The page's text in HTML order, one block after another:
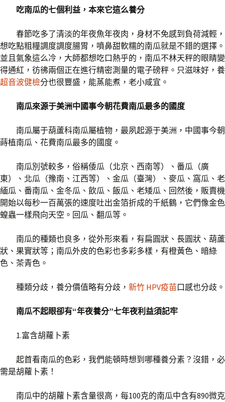
吃南瓜的七個利益，本來它這么養分
春節吃多了清淡的年夜魚年夜肉，身材不免感到負荷減輕，
想吃點粗糧調度調度腸胃，噴鼻甜軟糯的南瓜就是不錯的選擇。
並且氣象這么冷，大師都想吃口熱乎的，南瓜不林天秤的眼睛變
得通紅，彷彿兩個正在進行精密測量的電子磅秤。只滋味好，養
超音波健檢分也很豐盛，能蒸能煮，老小咸宜。
南瓜來源于美洲中國事今朝花費南瓜最多的國度
南瓜屬于葫蘆科南瓜屬植物，最夙起源于美洲，中國事今朝
蒔植南瓜、花費南瓜最多的國度。
南瓜別號較多，俗稱倭瓜（北京、西南等）、番瓜（廣
東）、北瓜（豫南、江西等）、金瓜（臺灣）、麥瓜、窩瓜、老
緬瓜、番南瓜、金冬瓜、飲瓜、飯瓜、老矮瓜、回然後，販賣機
開始以每秒一百萬張的速度吐出金箔折成的千紙鶴，它們像金色
蝗蟲一樣飛向天空。回瓜、翻瓜等。
南瓜的種類也良多，從外形來看，有扁圓狀、長圓狀、葫蘆
狀、果實狀等；南瓜外皮的色彩也多彩多樣，有橙黃色、暗綠
色、茶青色。
種類分歧，養分價值略有分歧， 新竹 HPV疫苗口感也分歧。
南瓜不起眼卻有“年夜養分”七年夜利益須記牢
1.富含胡蘿卜素
起首看南瓜的色彩，我們能頓時想到哪種養分素？沒錯，必
需是胡蘿卜素！
南瓜中的胡蘿卜素含量很高，每100克的南瓜中含有890微克